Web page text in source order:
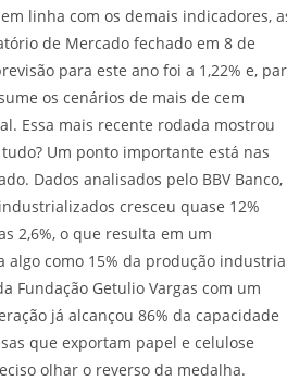
linha com os demais indicadores,
de Mercado fechado em 8 de
para este ano foi a 1,22% e,
os cenários de mais de cem
Essa mais recente rodada mostrou
Um ponto importante está nas
Dados analisados pelo BBV Banco,
cresceu quase 12%
2,6%, o que resulta em um
algo como 15% da produção
Fundação Getulio Vargas com um
já alcançou 86% da capacidade
que exportam papel e celulose
olhar o reverso da medalha.